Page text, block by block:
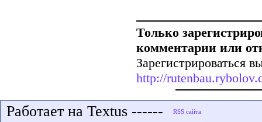
Только
комментарии или
Зарегистрироваться
http://
Работает на Textus ------